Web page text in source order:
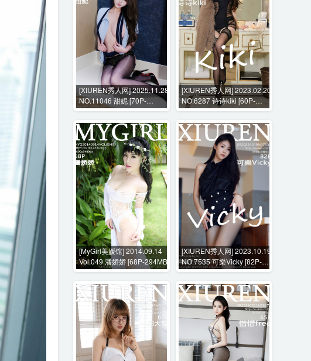
[XIUREN秀人网] 2025.11.28
NO.11046 甜妮 [70P-
1007MB]
[XIUREN秀人网] 2023.02.20
NO.6287 诗诗kiki [60P-
559MB]
[MyGirl美媛馆] 2014.09.14
Vol.049 潘娇娇 [68P-294MB]
[XIUREN秀人网] 2023.10.19
NO.7535 可樂Vicky [82P-
629MB]